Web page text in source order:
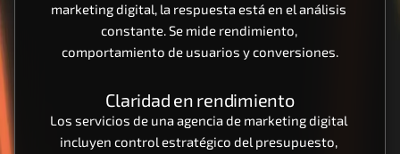
marketing digital, la respuesta está en el análisis
constante. Se mide rendimiento,
comportamiento de usuarios y conversiones.
Claridad en rendimiento
Los servicios de una agencia de marketing digital
incluyen control estratégico del presupuesto,